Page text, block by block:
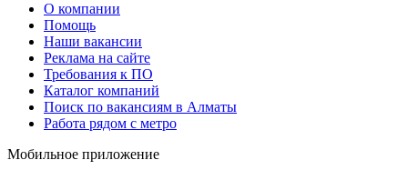
О компании
Помощь
Наши вакансии
Реклама на сайте
Требования к ПО
Каталог компаний
Поиск по вакансиям в Алматы
Работа рядом с метро
Мобильное приложение